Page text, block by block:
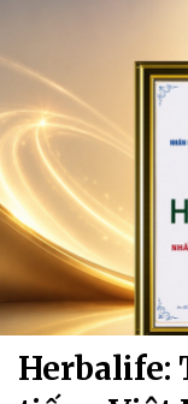
Herbalife: